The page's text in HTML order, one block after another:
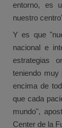
entorno, es
nuestro
Y es que
nacional e
estrategias
teniendo muy
encima de
que cada
mundo",
Center de la